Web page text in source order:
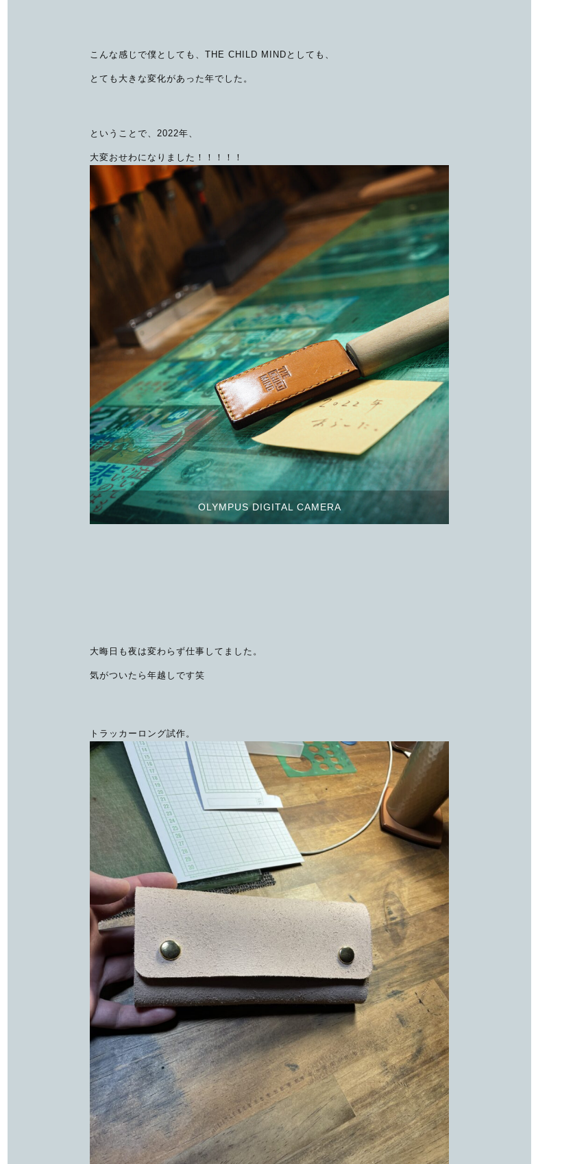
こんな感じで僕としても、THE CHILD MINDとしても、
とても大きな変化があった年でした。
ということで、2022年、
大変おせわになりました！！！！！
OLYMPUS DIGITAL CAMERA
大晦日も夜は変わらず仕事してました。
気がついたら年越しです笑
トラッカーロング試作。